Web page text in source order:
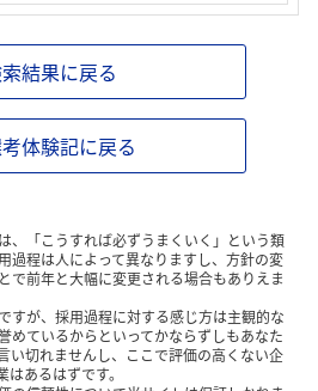
結果に戻る
体験記に戻る
、「こうすれば必ずうまくいく」という類
過程は人によって異なりますし、方針の変
で前年と大幅に変更される場合もありえま
すが、採用過程に対する感じ方は主観的な
めているからといってかならずしもあなた
い切れませんし、ここで評価の高くない企
あるはずです。